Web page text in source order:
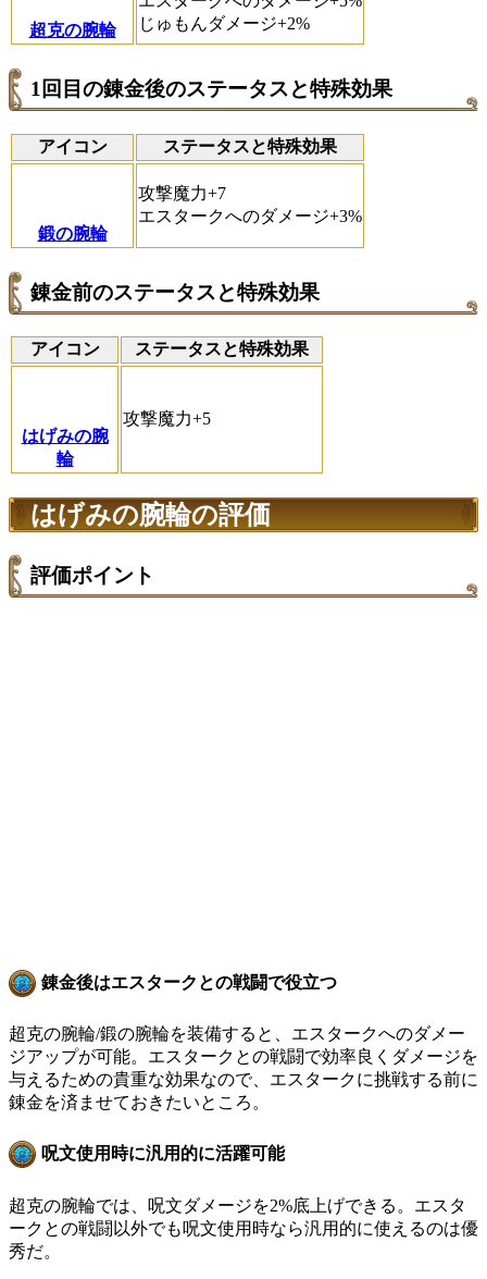
超克の腕輪
じゅもんダメージ+2%
1回目の錬金後のステータスと特殊効果
アイコン ステータスと特殊効果
鍛の腕輪
攻撃魔力+7
エスタークへのダメージ+3%
錬金前のステータスと特殊効果
アイコン ステータスと特殊効果
はげみの腕
輪
攻撃魔力+5
はげみの腕輪の評価
評価ポイント
錬金後はエスタークとの戦闘で役立つ
超克の腕輪/鍛の腕輪を装備すると、エスタークへのダメー
ジアップが可能。エスタークとの戦闘で効率良くダメージを
与えるための貴重な効果なので、エスタークに挑戦する前に
錬金を済ませておきたいところ。
呪文使用時に汎用的に活躍可能
超克の腕輪では、呪文ダメージを2%底上げできる。エスタ
ークとの戦闘以外でも呪文使用時なら汎用的に使えるのは優
秀だ。